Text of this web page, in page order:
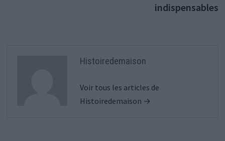
indispensables
Histoiredemaison
Voir tous les articles de
Histoiredemaison →